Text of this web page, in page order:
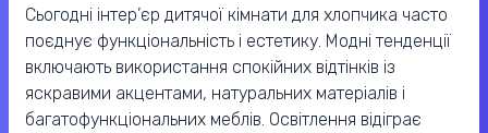
Сьогодні інтер’єр дитячої кімнати для хлопчика часто
поєднує функціональність і естетику. Модні тенденції
включають використання спокійних відтінків із
яскравими акцентами, натуральних матеріалів і
багатофункціональних меблів. Освітлення відіграє